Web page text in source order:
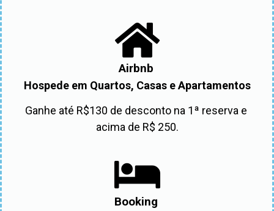
Airbnb
Hospede em Quartos, Casas e Apartamentos
Ganhe até R$130 de desconto na 1ª reserva e
acima de R$ 250.
Booking